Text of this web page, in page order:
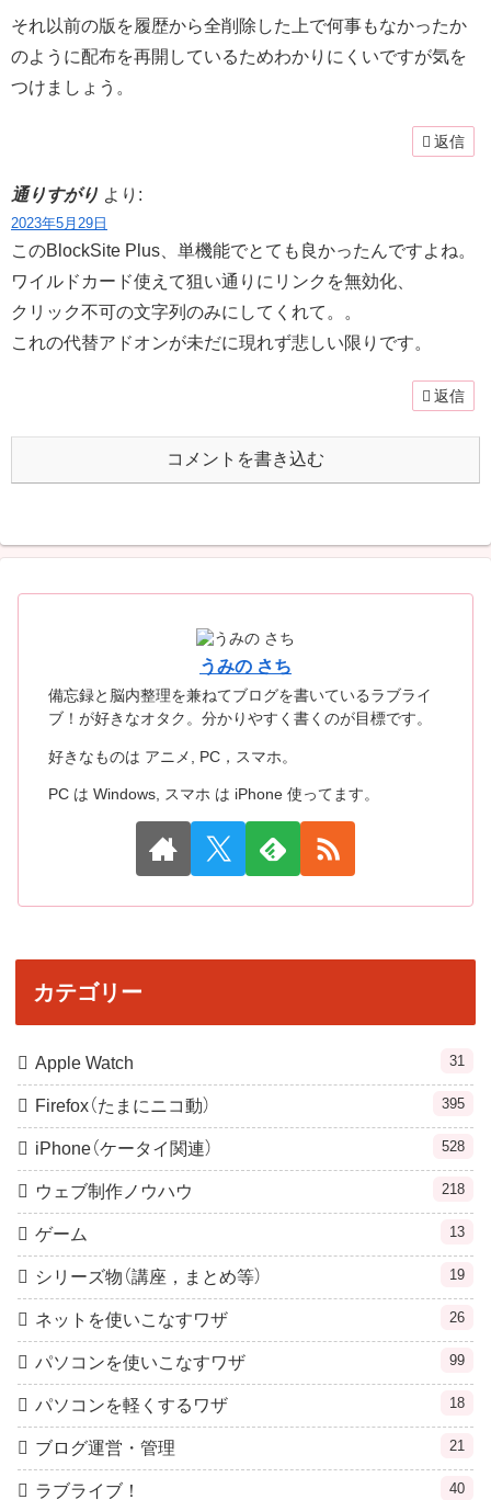
それ以前の版を履歴から全削除した上で何事もなかったか
のように配布を再開しているためわかりにくいですが気を
つけましょう。
返信
通りすがり より:
2023年5月29日
このBlockSite Plus、単機能でとても良かったんですよね。
ワイルドカード使えて狙い通りにリンクを無効化、
クリック不可の文字列のみにしてくれて。。
これの代替アドオンが未だに現れず悲しい限りです。
返信
コメントを書き込む
うみの さち
備忘録と脳内整理を兼ねてブログを書いているラブライ
ブ！が好きなオタク。分かりやすく書くのが目標です。
好きなものは アニメ, PC，スマホ。
PC は Windows, スマホ は iPhone 使ってます。
カテゴリー
Apple Watch 31
Firefox（たまにニコ動） 395
iPhone（ケータイ関連） 528
ウェブ制作ノウハウ 218
ゲーム 13
シリーズ物（講座，まとめ等） 19
ネットを使いこなすワザ 26
パソコンを使いこなすワザ 99
パソコンを軽くするワザ 18
ブログ運営・管理 21
ラブライブ！ 40